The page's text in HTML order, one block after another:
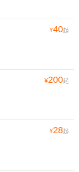
¥40起
¥200起
¥28起